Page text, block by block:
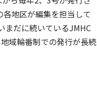
地区が編集を担当して
まだに続いているJMHC
域輪番制での発行が長続